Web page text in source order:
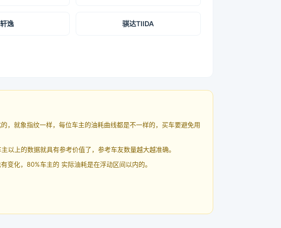
轩逸 骐达TIIDA
，就象指纹一样，每位车主的油耗曲线都是不一样的，买车要避免用
以上的数据就具有参考价值了，参考车友数量越大越准确。
变化，80%车主的 实际油耗是在浮动区间以内的。